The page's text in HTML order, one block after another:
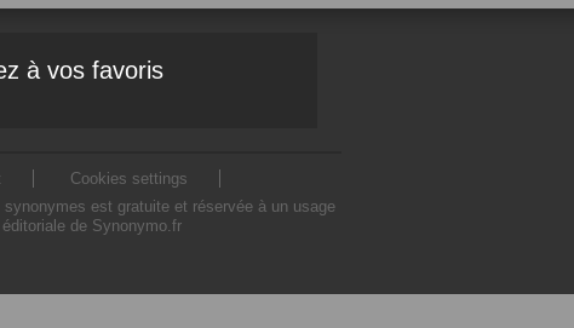
à vos favoris
Cookies settings
est gratuite et réservée à un usage
de Synonymo.fr